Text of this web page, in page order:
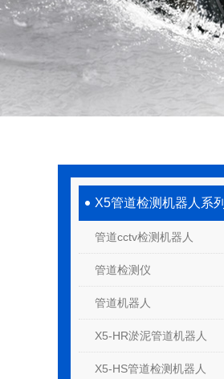
X5管道检测机器人系列
管道cctv检测机器人
管道检测仪
管道机器人
X5-HR淤泥管道机器人
X5-HS管道检测机器人